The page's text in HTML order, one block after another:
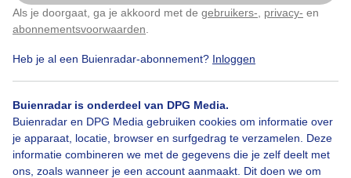
Als je doorgaat, ga je akkoord met de gebruikers- privacy- en
abonnementsvoorwaarden
Heb je al een Buienradar-abonnement? Inloggen
Buienradar is onderdeel van DPG Media.
Buienradar en DPG Media gebruiken cookies om informatie over
je apparaat, locatie, browser en surfgedrag te verzamelen. Deze
informatie combineren we met de gegevens die je zelf deelt met
ons, zoals wanneer je een account aanmaakt. Dit doen we om
Door: Arjan Eikelenboom
Zon Wolken
Bekijk slideshow
Klik hierom dit aan te passen